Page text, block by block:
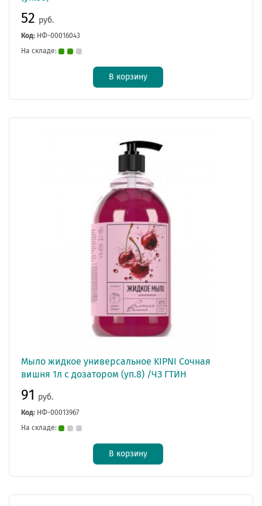
52 руб.
Код: НФ-00016043
На складе:
В корзину
Мыло жидкое универсальное KIPNI Сочная
вишня 1л с дозатором (уп.8) /ЧЗ ГТИН
91 руб.
Код: НФ-00013967
На складе:
В корзину